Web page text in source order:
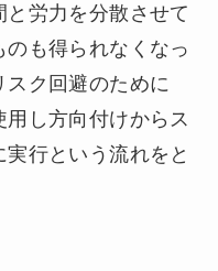
労力を分散させて
のも得られなくなっ
ク回避のために
し方向付けからス
行という流れをと